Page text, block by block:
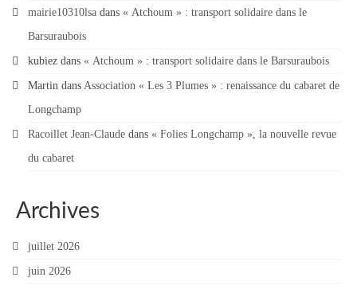
mairie10310lsa dans « Atchoum » : transport solidaire dans le
Barsuraubois
kubiez dans « Atchoum » : transport solidaire dans le Barsuraubois
Martin dans Association « Les 3 Plumes » : renaissance du cabaret de
Longchamp
Racoillet Jean-Claude dans « Folies Longchamp », la nouvelle revue
du cabaret
Archives
juillet 2026
juin 2026